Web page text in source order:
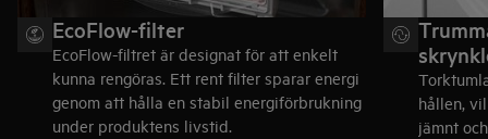
EcoFlow-filter
EcoFlow-filtret är designat för att enkelt
kunna rengöras. Ett rent filter sparar energi
genom att hålla en stabil energiförbrukning
under produktens livstid.
hållen,
jämnt